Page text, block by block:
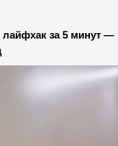
за 5 минут —